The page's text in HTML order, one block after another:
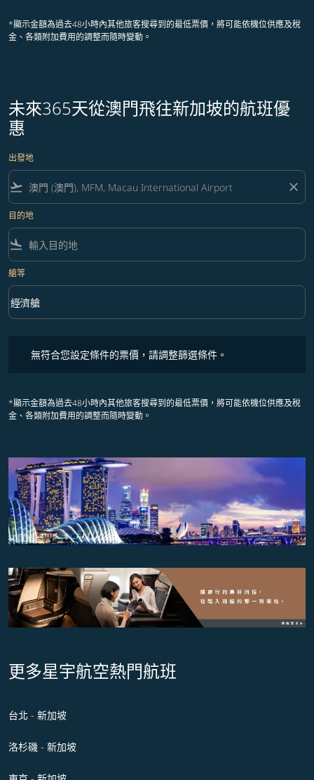
*顯示金額為過去48小時內其他旅客搜尋到的最低票價，將可能依機位供應及稅
金、各類附加費用的調整而隨時變動。
未來365天從澳門飛往新加坡的航班優
惠
出發地
flight_takeoff close
目的地
flight_land
艙等
艙等 option 經濟艙 Selected
經濟艙
keyboard_arrow_down
無符合您設定條件的票價，請調整篩選條件。
*顯示金額為過去48小時內其他旅客搜尋到的最低票價，將可能依機位供應及稅
金、各類附加費用的調整而隨時變動。
更多星宇航空熱門航班
台北 - 新加坡
洛杉磯 - 新加坡